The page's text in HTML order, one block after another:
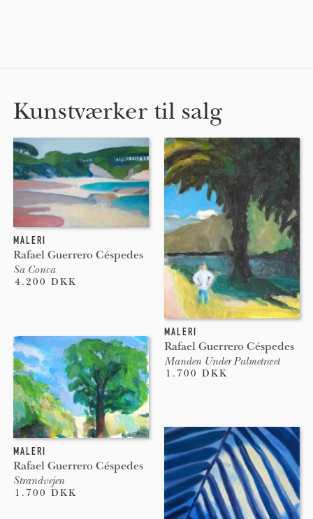
Kunstværker til salg
MALERI
Rafael Guerrero Céspedes
Sa Conca
4.200 DKK
MALERI
Rafael Guerrero Céspedes
Manden Under Palmetræet
1.700 DKK
MALERI
Rafael Guerrero Céspedes
Strandvejen
1.700 DKK